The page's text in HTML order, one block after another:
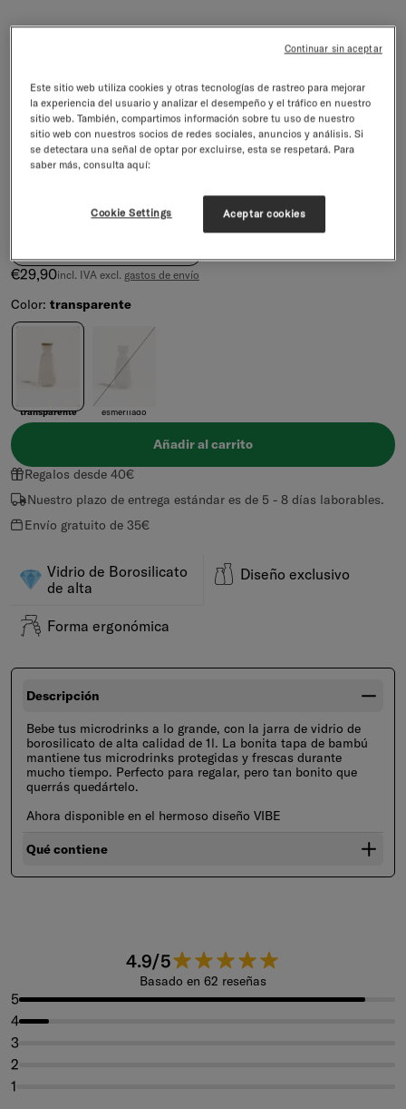
Saltar al final de Galería de productos
Jarra Grande de vidrio
Precio de venta
€29,90incl. IVA excl. gastos de envío
Color: transparente
Color
transparente
transparente esmerilado
(Agotado)
Añadir al carrito
Regalos desde 40€
Nuestro plazo de entrega estándar es de 5 - 8 días laborables.
Envío gratuito de 35€
Vidrio de Borosilicato
de alta
Diseño exclusivo
Forma ergonómica
Descripción
Bebe tus microdrinks a lo grande, con la jarra de vidrio de
borosilicato de alta calidad de 1l. La bonita tapa de bambú
mantiene tus microdrinks protegidas y frescas durante
mucho tiempo. Perfecto para regalar, pero tan bonito que
querrás quedártelo.
Ahora disponible en el hermoso diseño VIBE
Qué contiene
4.9/54.9 de 5 estrellas.
Basado en 62 reseñas
5
4
3
2
1
Este sitio web utiliza cookies y otras tecnologías de rastreo para mejorar
la experiencia del usuario y analizar el desempeño y el tráfico en nuestro
sitio web. También, compartimos información sobre tu uso de nuestro
sitio web con nuestros socios de redes sociales, anuncios y análisis. Si
se detectara una señal de optar por excluirse, esta se respetará. Para
saber más, consulta aquí:
Aceptar cookies
Cookie Settings
Continuar sin aceptar